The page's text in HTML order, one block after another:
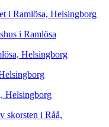
i Ramlösa, Helsingborg
i Ramlösa
Helsingborg
Helsingborg
skorsten i Råå,